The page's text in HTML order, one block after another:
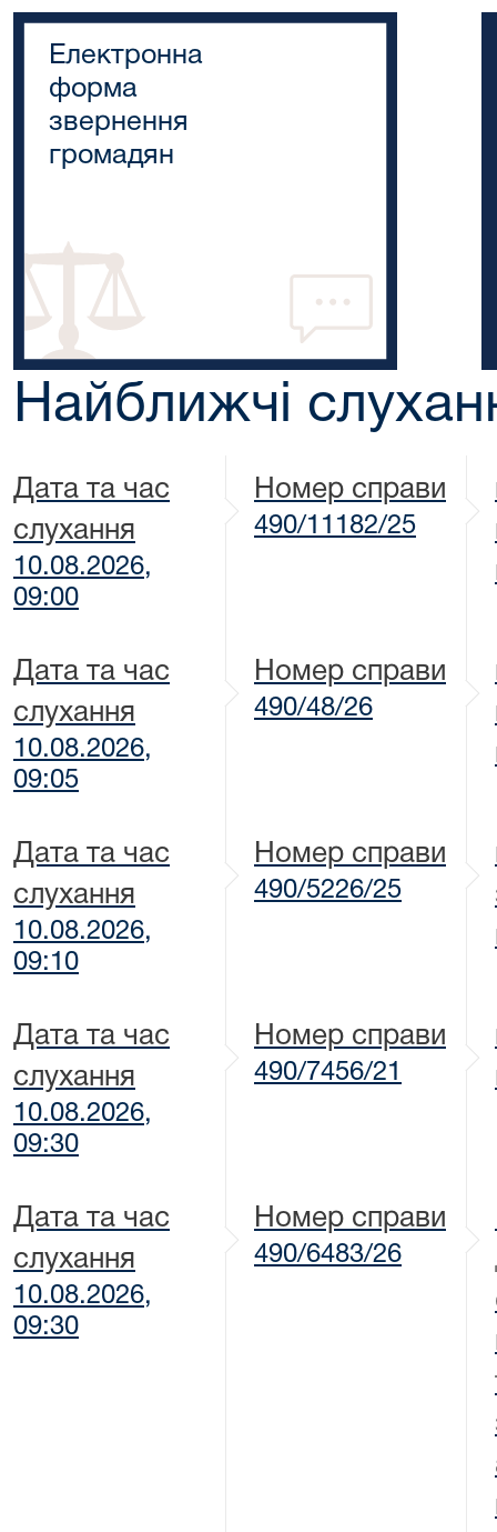
Електронна
форма
звернення
громадян
Найближчі
Дата та час
слухання
10.08.2026,
09:00
Номер справи
490/11182/25
Дата та час
слухання
10.08.2026,
09:05
Номер справи
490/48/26
Дата та час
слухання
10.08.2026,
09:10
Номер справи
490/5226/25
Дата та час
слухання
10.08.2026,
09:30
Номер справи
490/7456/21
Дата та час
слухання
10.08.2026,
09:30
Номер справи
490/6483/26